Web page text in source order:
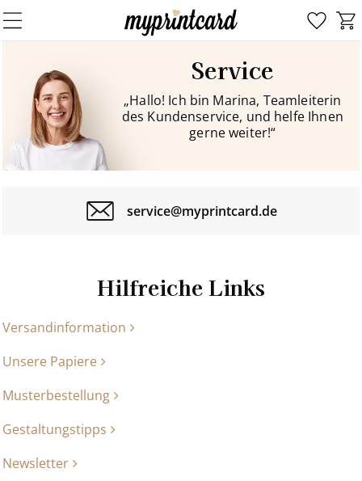
Service
„Hallo! Ich bin Marina, Teamleiterin
des Kundenservice, und helfe Ihnen
gerne weiter!“
service@myprintcard.de
Hilfreiche Links
Versandinformation
Unsere Papiere
Musterbestellung
Gestaltungstipps
Newsletter